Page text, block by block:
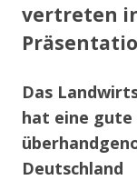
vertreten
Das
hat eine gute
Deutschland